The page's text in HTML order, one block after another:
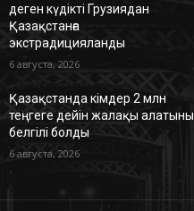
деген күдікті Грузиядан
Қазақстанға
экстрадицияланды
6 августа, 2026
Қазақстанда кімдер 2 млн
теңгеге дейін жалақы алатыны
белгілі болды
6 августа, 2026